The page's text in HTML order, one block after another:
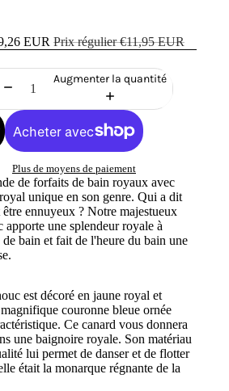
EUR Prix régulier€11,95 EUR
Augmenter la quantité
Plus de moyens de paiement
de forfaits de bain royaux avec
unique en son genre. Qui a dit
ennuyeux ? Notre majestueux
apporte une splendeur royale à
bain et fait de l'heure du bain une
est décoré en jaune royal et
couronne bleue ornée
Ce canard vous donnera
une baignoire royale. Son matériau
lui permet de danser et de flotter
était la monarque régnante de la